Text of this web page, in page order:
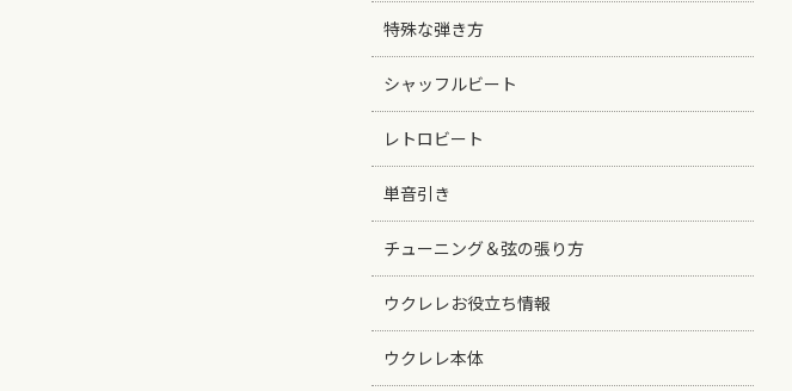
特殊な弾き方
シャッフルビート
レトロビート
単音引き
チューニング＆弦の張り方
ウクレレお役立ち情報
ウクレレ本体